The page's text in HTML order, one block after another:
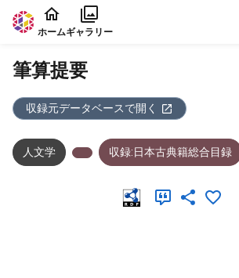
本文に飛ぶ
ホームギャラリー
筆算提要
収録元データベースで開く
人文学 収録:日本古典籍総合目録